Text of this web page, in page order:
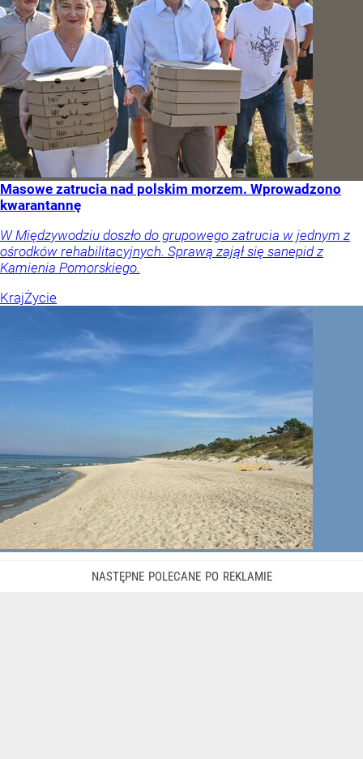
Masowe zatrucia nad polskim morzem. Wprowadzono
kwarantannę
W Międzywodziu doszło do grupowego zatrucia w jednym z
ośrodków rehabilitacyjnych. Sprawą zajął się sanepid z
Kamienia Pomorskiego.
KrajŻycie